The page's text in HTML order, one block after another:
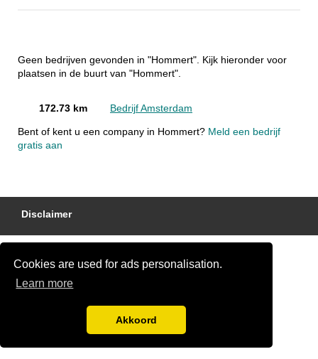
Cookies are used for ads personalisation.
Learn more
Akkoord
Geen bedrijven gevonden in "Hommert". Kijk hieronder voor
plaatsen in de buurt van "Hommert".
172.73 km Bedrijf Amsterdam
Bent of kent u een company in Hommert? Meld een bedrijf
gratis aan
Disclaimer